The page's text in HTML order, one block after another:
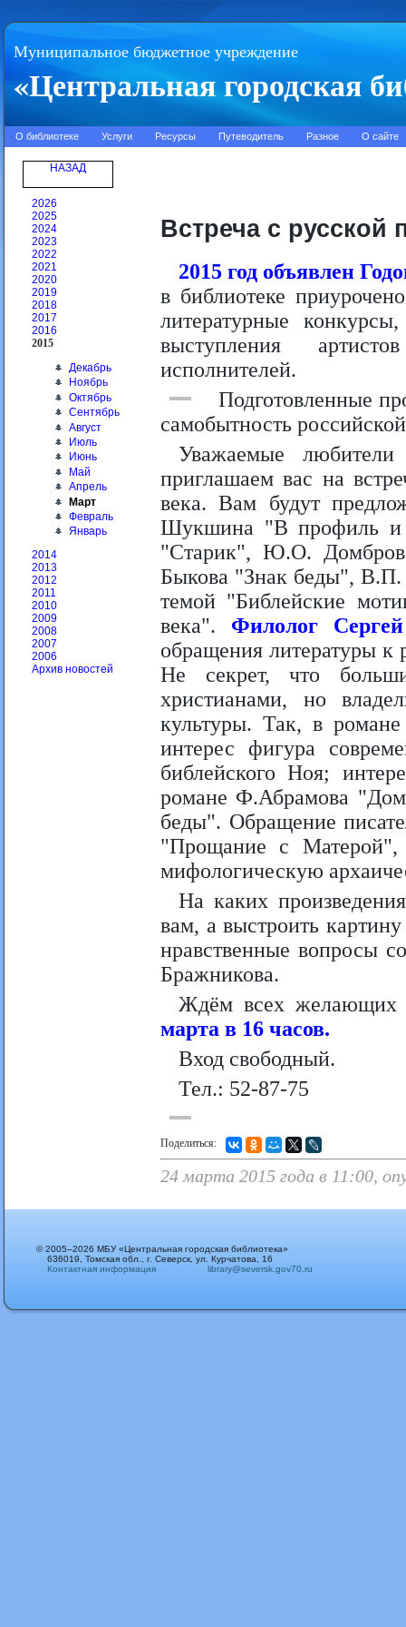
Муниципальное бюджетное учреждение
«Центральная городская
О библиотеке Услуги Ресурсы Путеводитель Разное О сайте
НАЗАД
2026
2025
2024
2023
2022
2021
2020
2019
2018
2017
2016
2015
Декабрь
Ноябрь
Октябрь
Сентябрь
Август
Июль
Июнь
Май
Апрель
Март
Февраль
Январь
2014
2013
2012
2011
2010
2009
2008
2007
2006
Архив новостей
Встреча с
2015 год объявлен
в библиотеке
литературные
выступления
исполнителей.
Подготовленные
самобытность
Уважаемые
приглашаем вас на
века. Вам будут
Шукшина "В профиль и
"Старик", Ю.О.
Быкова "Знак беды", В.П.
темой "Библейские
века". Филолог
обращения литературы
Не секрет, что
христианами, но
культуры. Так, в
интерес фигура
библейского Ноя;
романе Ф.Абрамова
беды". Обращение
"Прощание с
мифологическую
На каких
вам, а выстроить
нравственные вопросы
Бражникова.
Ждём всех желающих
марта в 16 часов.
Вход свободный.
Тел.: 52-87-75
Поделиться:
24 марта 2015 года в 11:00,
© 2005–2026 МБУ «Центральная городская библиотека»
636019, Томская обл., г. Северск, ул. Курчатова, 16
Контактная информация
library@seversk.gov70.ru